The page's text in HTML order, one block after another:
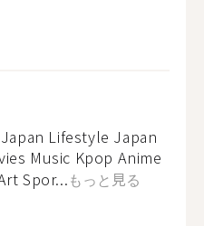
Lifestyle Japan
Music Kpop Anime
Spor...もっと見る